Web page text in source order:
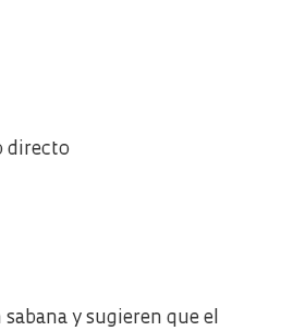
directo
y sugieren que el